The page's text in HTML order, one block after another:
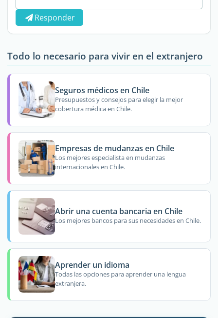
Responder
Todo lo necesario para vivir en el extranjero
Seguros médicos en Chile
Presupuestos y consejos para elegir la mejor
cobertura médica en Chile.
Empresas de mudanzas en Chile
Los mejores especialista en mudanzas
internacionales en Chile.
Abrir una cuenta bancaria en Chile
Los mejores bancos para sus necesidades en Chile.
Aprender un idioma
Todas las opciones para aprender una lengua
extranjera.